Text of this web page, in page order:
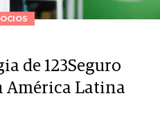
de 123Seguro
América Latina